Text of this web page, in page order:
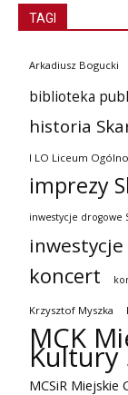
TAGI
Arkadiusz Bogucki
biblioteka
historia
I LO Liceum
imprezy
inwestycje drogowe
inwestycje
koncert
Krzysztof Myszka
MCK
Kultury
MCSiR Miejskie